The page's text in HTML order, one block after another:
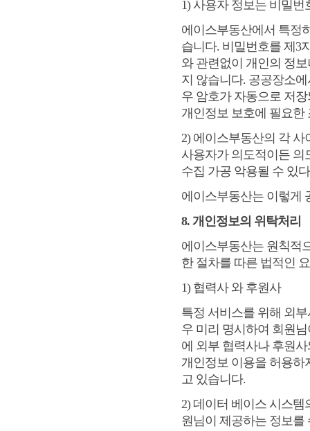
1) 사용자 정보는 비밀
에이스부동산에서 특정
습니다. 비밀번호를 제3
와 관련없이 개인의 정
지 않습니다. 공공장소
우 암호가 자동으로 저
개인정보 보호에 필요
2) 에이스부동산의 각 사
사용자가 의도적이든 의
수집 가공 악용될 수 있
에이스부동산는 이렇게
8. 개인정보의 위탁처리
에이스부동산는 원칙적
한 절차를 따른 법적인
1) 협력사 와 후원사
특정 서비스를 위해 외
우 미리 명시하여 회원
에 외부 협력사나 후원
개인정보 이용을 허용하
고 있습니다.
2) 데이터 베이스 시스템
원님이 제공하는 정보를